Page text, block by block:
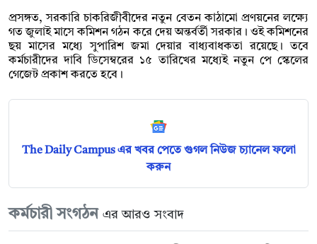
প্রসঙ্গত, সরকারি চাকরিজীবীদের নতুন বেতন কাঠামো প্রণয়নের লক্ষ্যে
গত জুলাই মাসে কমিশন গঠন করে দেয় অন্তর্বর্তী সরকার। ওই কমিশনের
ছয় মাসের মধ্যে সুপারিশ জমা দেয়ার বাধ্যবাধকতা রয়েছে। তবে
কর্মচারীদের দাবি ডিসেম্বরের ১৫ তারিখের মধ্যেই নতুন পে স্কেলের
গেজেট প্রকাশ করতে হবে।
The Daily Campus এর খবর পেতে গুগল নিউজ চ্যানেল ফলো
করুন
কর্মচারী সংগঠন এর আরও সংবাদ